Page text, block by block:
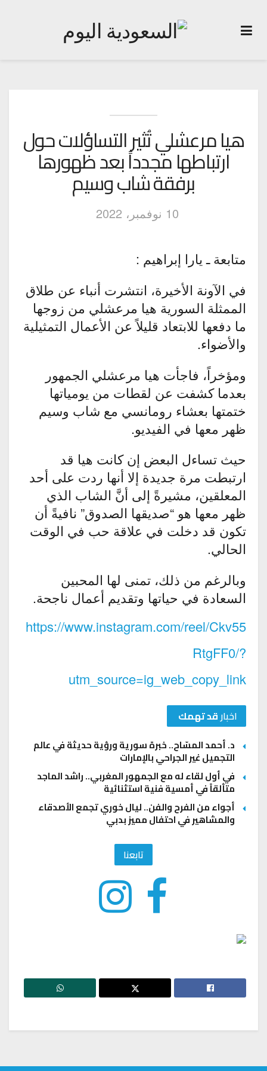
هيا مرعشلي تُثير التساؤلات حول
ارتباطها مجدداً بعد ظهورها
برفقة شاب وسيم
10 نوفمبر، 2022
متابعة ـ يارا إبراهيم :
في الآونة الأخيرة، انتشرت أنباء عن طلاق
الممثلة السورية هيا مرعشلي من زوجها
ما دفعها للابتعاد قليلاً عن الأعمال التمثيلية
والأضواء.
ومؤخراً، فاجأت هيا مرعشلي الجمهور
بعدما كشفت عن لقطات من يومياتها
ختمتها بعشاء رومانسي مع شاب وسيم
ظهر معها في الفيديو.
حيث تساءل البعض إن كانت هيا قد
ارتبطت مرة جديدة إلا أنها ردت على أحد
المعلقين، مشيرةً إلى أنَّ الشاب الذي
ظهر معها هو “صديقها الصدوق” نافيةً أن
تكون قد دخلت في علاقة حب في الوقت
الحالي.
وبالرغم من ذلك، تمنى لها المحبين
السعادة في حياتها وتقديم أعمال ناجحة.
https://www.instagram.com/reel/Ckv55
RtgFF0/?
utm_source=ig_web_copy_link
اخبارقد تهمك
د. أحمد المسّاح.. خبرة سورية ورؤية حديثة في عالم
التجميل غير الجراحي بالإمارات
في أول لقاء له مع الجمهور المغربي.. راشد الماجد
متألقاً في أمسية فنية استثنائية
أجواء من الفرح والفن.. ليال خوري تجمع الأصدقاء
والمشاهير في احتفال مميز بدبي
تابعنا